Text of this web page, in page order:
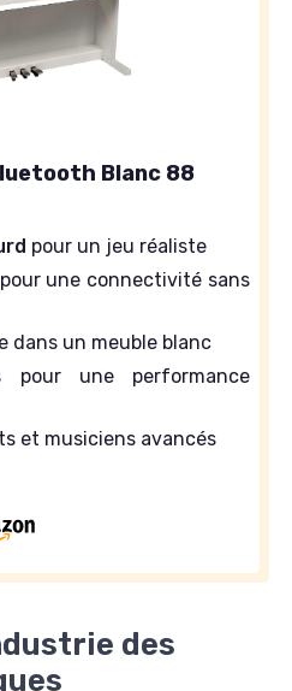
Blanc 88
pour un jeu réaliste
une connectivité sans
dans un meuble blanc
pour une performance
et musiciens avancés
des